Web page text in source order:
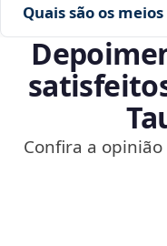
Quais são os
Confira a